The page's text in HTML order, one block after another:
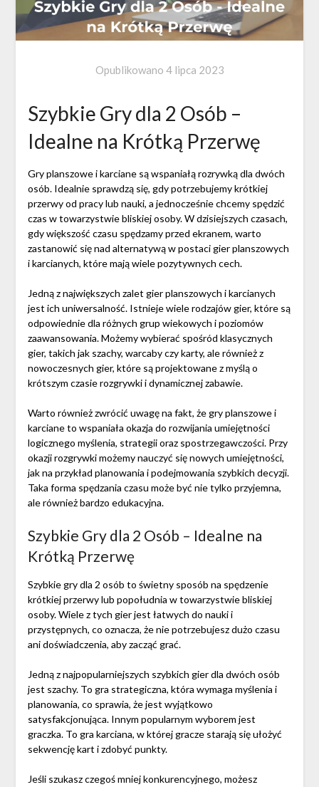
Opublikowano 4 lipca 2023
Szybkie Gry dla 2 Osób –
Idealne na Krótką Przerwę
Gry planszowe i karciane są wspaniałą rozrywką dla dwóch
osób. Idealnie sprawdzą się, gdy potrzebujemy krótkiej
przerwy od pracy lub nauki, a jednocześnie chcemy spędzić
czas w towarzystwie bliskiej osoby. W dzisiejszych czasach,
gdy większość czasu spędzamy przed ekranem, warto
zastanowić się nad alternatywą w postaci gier planszowych
i karcianych, które mają wiele pozytywnych cech.
Jedną z największych zalet gier planszowych i karcianych
jest ich uniwersalność. Istnieje wiele rodzajów gier, które są
odpowiednie dla różnych grup wiekowych i poziomów
zaawansowania. Możemy wybierać spośród klasycznych
gier, takich jak szachy, warcaby czy karty, ale również z
nowoczesnych gier, które są projektowane z myślą o
krótszym czasie rozgrywki i dynamicznej zabawie.
Warto również zwrócić uwagę na fakt, że gry planszowe i
karciane to wspaniała okazja do rozwijania umiejętności
logicznego myślenia, strategii oraz spostrzegawczości. Przy
okazji rozgrywki możemy nauczyć się nowych umiejętności,
jak na przykład planowania i podejmowania szybkich decyzji.
Taka forma spędzania czasu może być nie tylko przyjemna,
ale również bardzo edukacyjna.
Szybkie Gry dla 2 Osób – Idealne na
Krótką Przerwę
Szybkie gry dla 2 osób to świetny sposób na spędzenie
krótkiej przerwy lub popołudnia w towarzystwie bliskiej
osoby. Wiele z tych gier jest łatwych do nauki i
przystępnych, co oznacza, że nie potrzebujesz dużo czasu
ani doświadczenia, aby zacząć grać.
Jedną z najpopularniejszych szybkich gier dla dwóch osób
jest szachy. To gra strategiczna, która wymaga myślenia i
planowania, co sprawia, że ​​jest wyjątkowo
satysfakcjonująca. Innym popularnym wyborem jest
graczka. To gra karciana, w której gracze starają się ułożyć
sekwencję kart i zdobyć punkty.
Jeśli szukasz czegoś mniej konkurencyjnego, możesz